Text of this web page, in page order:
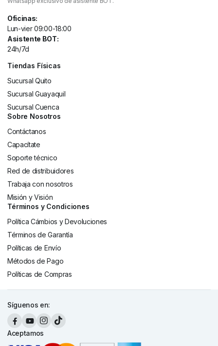
Oficinas:
Lun-vier 09:00-18:00
Asistente BOT:
24h/7d
Tiendas Físicas
Sucursal Quito
Sucursal Guayaquil
Sucursal Cuenca
Sobre Nosotros
Contáctanos
Capacítate
Soporte técnico
Red de distribuidores
Trabaja con nosotros
Misión y Visión
Términos y Condiciones
Política Cámbios y Devoluciones
Términos de Garantía
Políticas de Envío
Métodos de Pago
Políticas de Compras
Síguenos en:
Aceptamos